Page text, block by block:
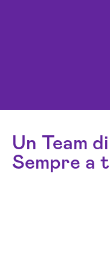
Un Team
Sempre a